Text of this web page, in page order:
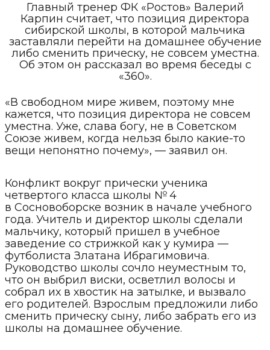
Главный тренер ФК «Ростов» Валерий
Карпин считает, что позиция директора
сибирской школы, в которой мальчика
заставляли перейти на домашнее обучение
либо сменить прическу, не совсем уместна.
Об этом он рассказал во время беседы с
«360».
«В свободном мире живем, поэтому мне
кажется, что позиция директора не совсем
уместна. Уже, слава богу, не в Советском
Союзе живем, когда нельзя было какие-то
вещи непонятно почему», — заявил он.
Конфликт вокруг прически ученика
четвертого класса школы № 4
в Сосновоборске возник в начале учебного
года. Учитель и директор школы сделали
мальчику, который пришел в учебное
заведение со стрижкой как у кумира —
футболиста Златана Ибрагимовича.
Руководство школы сочло неуместным то,
что он выбрил виски, осветлил волосы и
собрал их в хвостик на затылке, и вызвало
его родителей. Взрослым предложили либо
сменить прическу сыну, либо забрать его из
школы на домашнее обучение.